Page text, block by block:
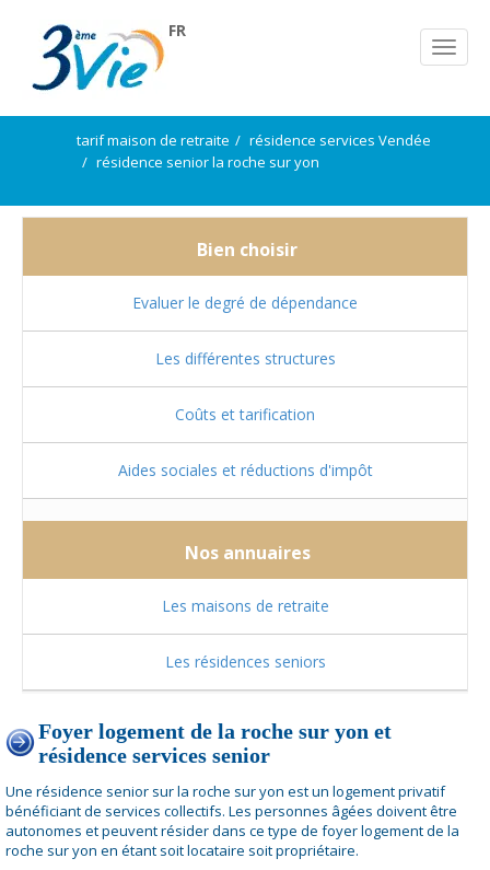
FR
tarif maison de retraite
résidence services Vendée
résidence senior la roche sur yon
Bien choisir
Evaluer le degré de dépendance
Les différentes structures
Coûts et tarification
Aides sociales et réductions d'impôt
Nos annuaires
Les maisons de retraite
Les résidences seniors
Foyer logement de la roche sur yon et
résidence services senior
Une résidence senior sur la roche sur yon est un logement privatif
bénéficiant de services collectifs. Les personnes âgées doivent être
autonomes et peuvent résider dans ce type de foyer logement de la
roche sur yon en étant soit locataire soit propriétaire.